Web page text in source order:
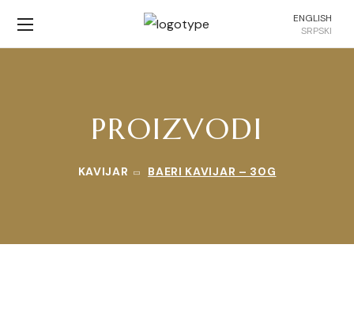
ENGLISH
SRPSKI
PROIZVODI
KAVIJAR BAERI KAVIJAR – 30G